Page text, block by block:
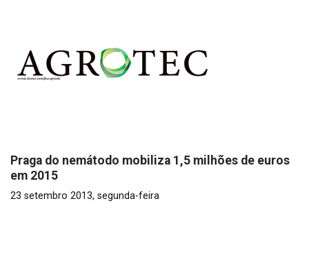
Praga do nemátodo mobiliza 1,5 milhões de euros
em 2015
23 setembro 2013, segunda-feira